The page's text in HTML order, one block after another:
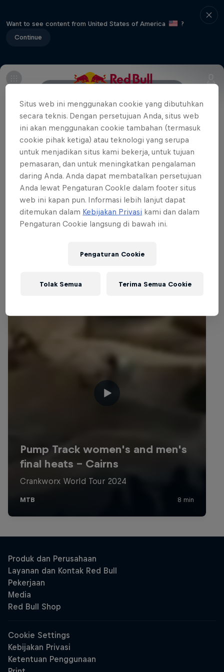
Want to see content from United States of America
?
Continue
Yang lainnya
Red Bull UCI Pump Track World Championships
New Zealand Qualifier 2021
The best images from the New Zealand
qualifying event of the Red Bull UCI Pump Track
World Championships 2021 in Cambridge, New
Zealand on March 20, 2021.
Situs web ini menggunakan cookie yang dibutuhkan
secara teknis. Dengan persetujuan Anda, situs web
ini akan menggunakan cookie tambahan (termasuk
cookie pihak ketiga) atau teknologi yang serupa
untuk menjadikan situs kami bekerja, untuk tujuan
pemasaran, dan untuk meningkatkan pengalaman
daring Anda. Anda dapat membatalkan persetujuan
Anda lewat Pengaturan CookIe dalam footer situs
web ini kapan pun. Informasi lebih lanjut dapat
ditemukan dalam Kebijakan Privasi kami dan dalam
Pengaturan Cookie langsung di bawah ini.
Pengaturan Cookie
Tolak Semua Terima Semua Cookie